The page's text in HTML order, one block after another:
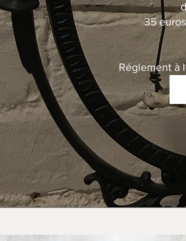
35
Réglement à